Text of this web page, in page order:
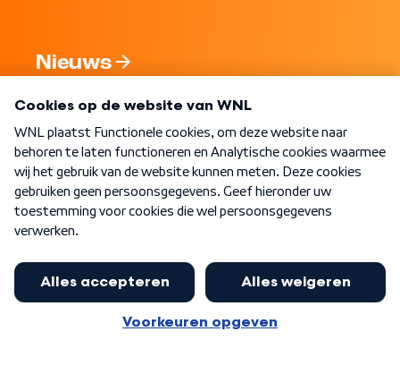
Nieuws
Nieuwsbrief
Word Lid